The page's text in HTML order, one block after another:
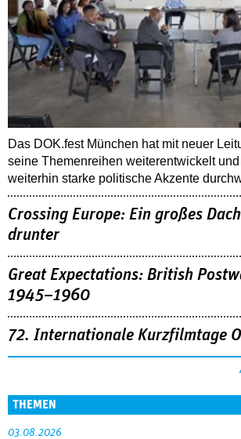
Das DOK.fest München hat mit neuer
seine Themenreihen weiterentwickelt
weiterhin starke politische Akzente
Crossing Europe: Ein großes
drunter
Great Expectations: British
1945–1960
72. Internationale Kurzfilmtage
THEMEN
03.08.2026